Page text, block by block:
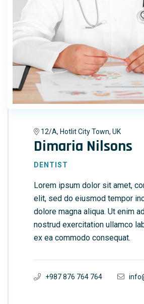
12/A, Hotlit City Town, UK
Dimaria Nilsons
DENTIST
Lorem ipsum dolor sit amet,
elit, sed do eiusmod tempor
dolore magna aliqua. Ut enim
nostrud exercitation ullamco
ex ea commodo consequat.
+987 876 764 764